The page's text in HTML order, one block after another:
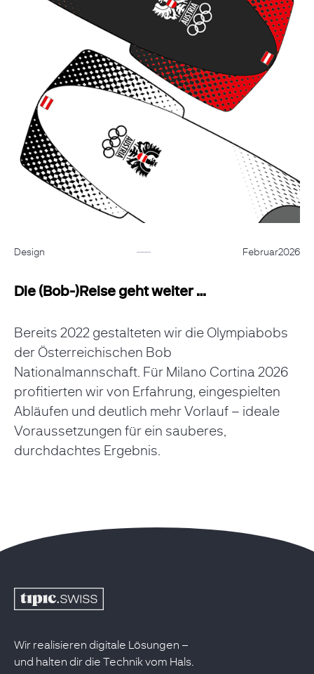
Design Februar2026
Die (Bob-)Reise geht weiter …
Bereits 2022 gestalteten wir die Olympiabobs
der Österreichischen Bob
Nationalmannschaft. Für Milano Cortina 2026
profitierten wir von Erfahrung, eingespielten
Abläufen und deutlich mehr Vorlauf – ideale
Voraussetzungen für ein sauberes,
durchdachtes Ergebnis.
Wir realisieren digitale Lösungen –
und halten dir die Technik vom Hals.